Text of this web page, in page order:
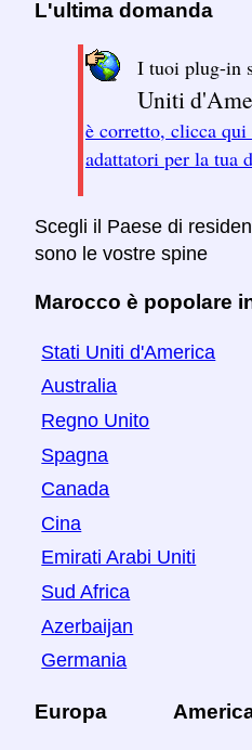
L'ultima domanda
I tuoi plug-in
Uniti
è corretto, clicca
adattatori per la tua
Scegli il Paese di
sono le vostre spine
Marocco è popolare
Stati Uniti d'America
Australia
Regno Unito
Spagna
Canada
Cina
Emirati Arabi Uniti
Sud Africa
Azerbaijan
Germania
Europa